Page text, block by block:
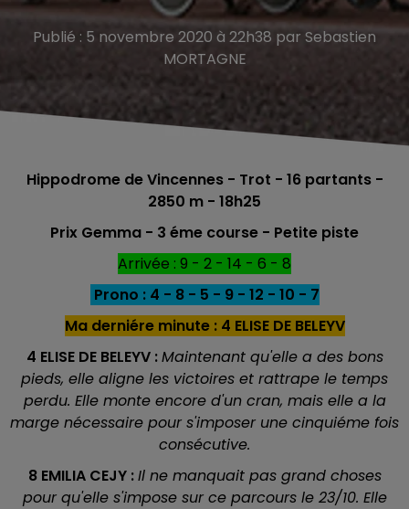
Publié : 5 novembre 2020 à 22h38 par Sebastien
MORTAGNE
Hippodrome de Vincennes - Trot - 16 partants -
2850 m - 18h25
Prix Gemma - 3 éme course - Petite piste
Arrivée : 9 - 2 - 14 - 6 - 8
Prono : 4 - 8 - 5 - 9 - 12 - 10 - 7
Ma derniére minute : 4 ELISE DE BELEYV
4 ELISE DE BELEYV:Maintenant qu'elle a des bons
pieds, elle aligne les victoires et rattrape le temps
perdu. Elle monte encore d'un cran, mais elle a la
marge nécessaire pour s'imposer une cinquiéme fois
consécutive.
8 EMILIA CEJY :Il ne manquait pas grand choses
pour qu'elle s'impose sur ce parcours le 23/10. Elle